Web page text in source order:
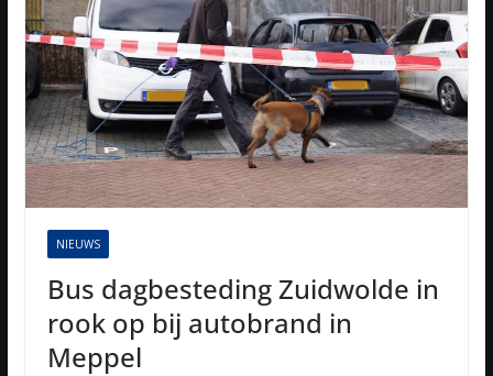
NIEUWS
Bus dagbesteding Zuidwolde in
rook op bij autobrand in
Meppel